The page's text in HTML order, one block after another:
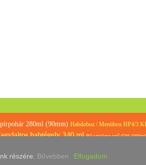
280ml (90mm) Habdoboz / Menübox HP4/3
habtégely 340 ml BQ szögletes tető (500-
részére. Bővebben Elfogadom